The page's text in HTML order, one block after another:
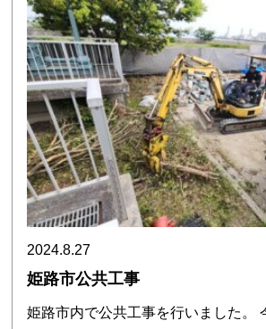
2024.8.27
姫路市公共工事
姫路市内で公共工事を行いました。